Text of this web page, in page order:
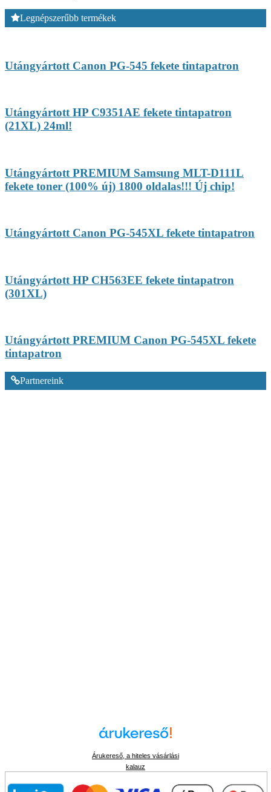
Legnépszerűbb termékek
Utángyártott Canon PG-545 fekete tintapatron
Utángyártott HP C9351AE fekete tintapatron
(21XL) 24ml!
Utángyártott PREMIUM Samsung MLT-D111L
fekete toner (100% új) 1800 oldalas!!! Új chip!
Utángyártott Canon PG-545XL fekete tintapatron
Utángyártott HP CH563EE fekete tintapatron
(301XL)
Utángyártott PREMIUM Canon PG-545XL fekete
tintapatron
Partnereink
Árukereső, a hiteles vásárlási
kalauz